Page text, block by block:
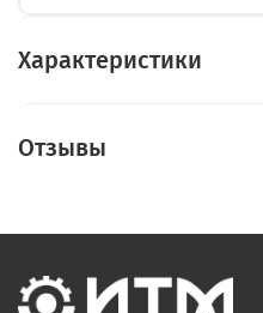
Характеристики
Отзывы